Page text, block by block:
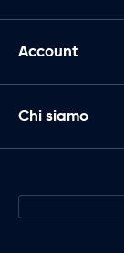
Account
Chi siamo